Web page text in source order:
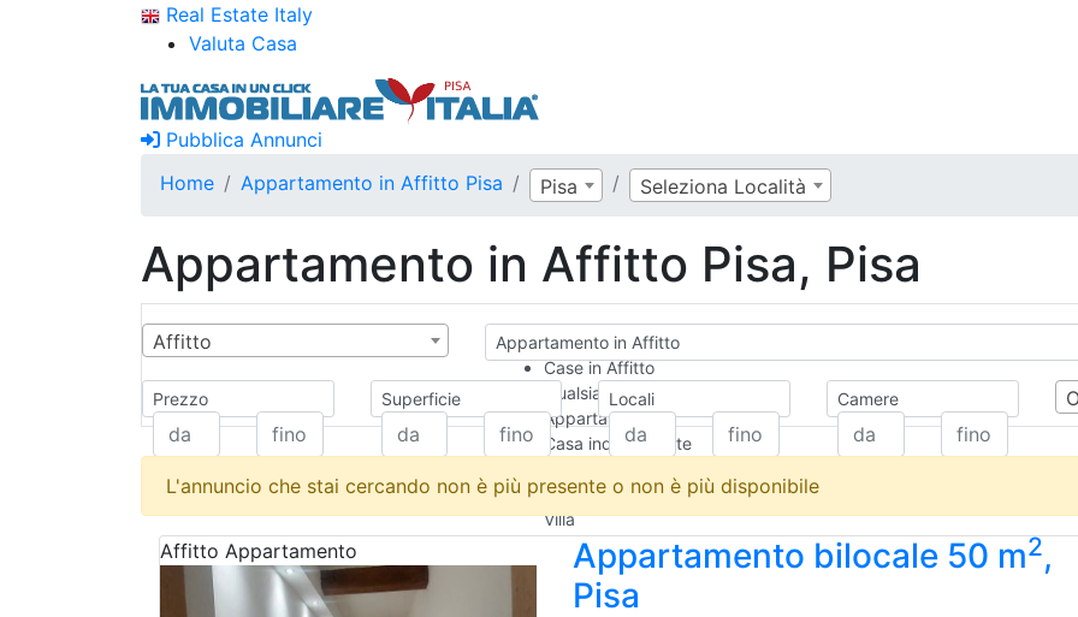
Real Estate Italy
Valuta Casa
Pubblica Annunci
Home
Appartamento in Affitto Pisa Pisa Seleziona Località
Appartamento in Affitto Pisa, Pisa
Affitto
Appartamento in Affitto
Case in Affitto
Qualsiasi
Appartamento
Casa indipendente
Attico/Mansarda
Villa
Villetta a schiera
Rustico/Casale
Loft/Open space
Prezzo Superficie Locali Camere
L'annuncio che stai cercando non è più presente o non è più disponibile
Affitto Appartamento Appartamento bilocale 50 m2,
Pisa